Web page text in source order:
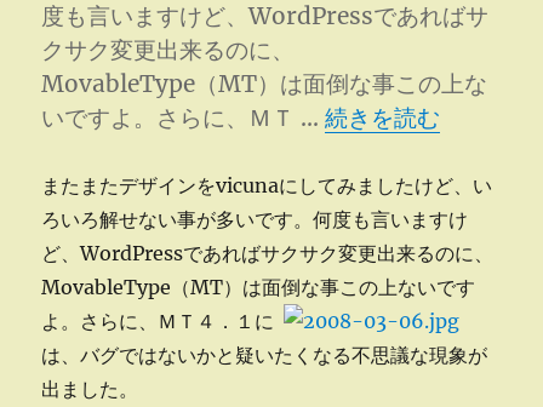
度も言いますけど、WordPressであればサ
クサク変更出来るのに、
MovableType（MT）は面倒な事この上な
いですよ。さらに、ＭＴ …“アンダーバーとハ
続きを読む
またまたデザインをvicunaにしてみましたけど、い
ろいろ解せない事が多いです。何度も言いますけ
ど、WordPressであればサクサク変更出来るのに、
MovableType（MT）は面倒な事この上ないです
よ。 さらに、ＭＴ４．１に
は、バグではないかと疑いたくなる不思議な現象が
出ました。